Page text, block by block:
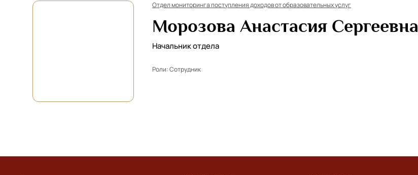
Отдел мониторинга поступления доходов от образовательных услуг
Морозова Анастасия Сергеевна
Начальник отдела
Роли:Сотрудник